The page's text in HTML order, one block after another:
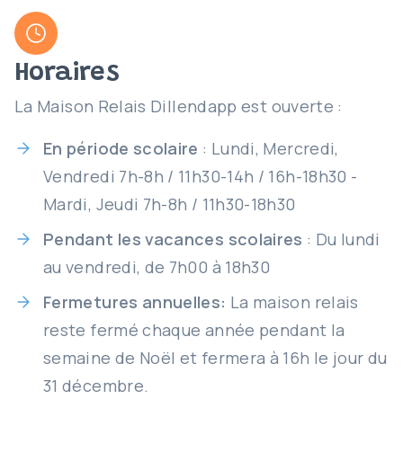
Horaires
La Maison Relais Dillendapp est ouverte :
En période scolaire : Lundi, Mercredi,
Vendredi 7h-8h / 11h30-14h / 16h-18h30 -
Mardi, Jeudi 7h-8h / 11h30-18h30
Pendant les vacances scolaires : Du lundi
au vendredi, de 7h00 à 18h30
Fermetures annuelles: La maison relais
reste fermé chaque année pendant la
semaine de Noël et fermera à 16h le jour du
31 décembre.